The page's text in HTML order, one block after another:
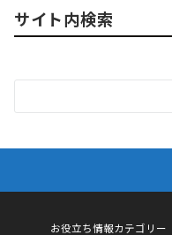
リ
ー
お
立
サイト内検索
お役立ち情報カテゴリー